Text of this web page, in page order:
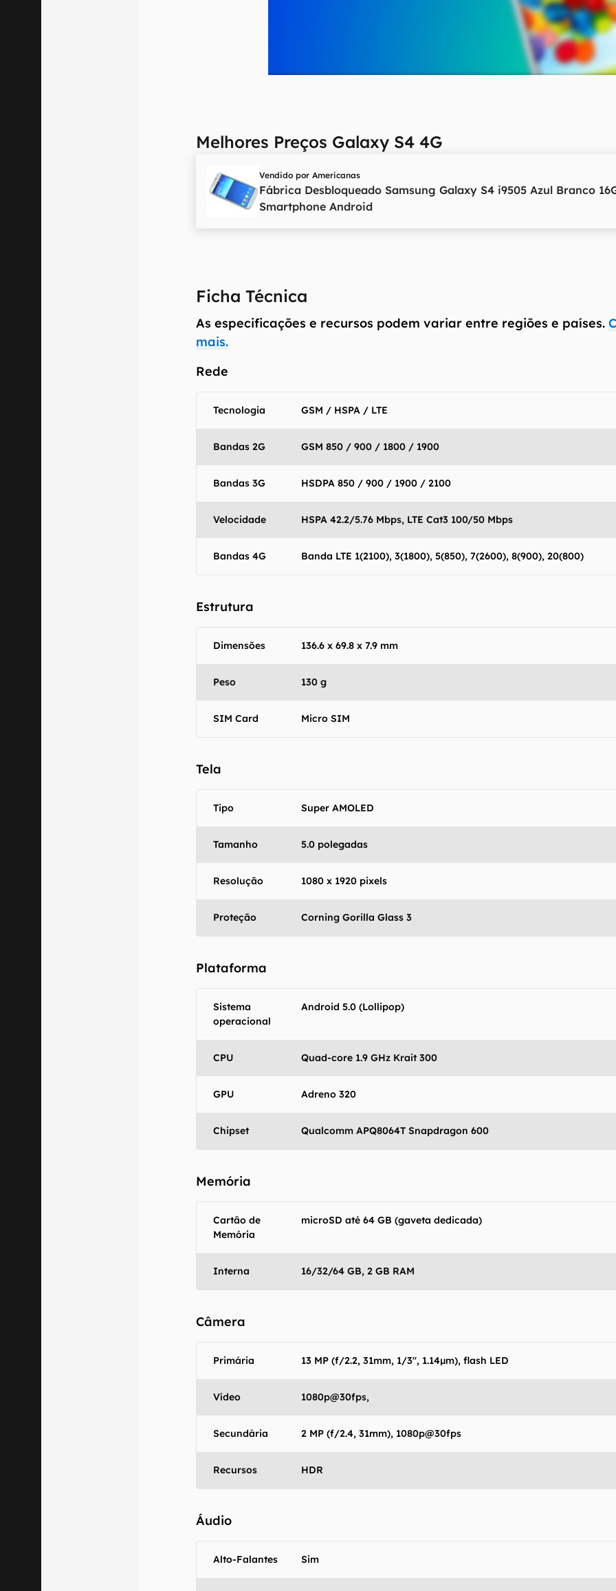
Melhores Preços Galaxy S4 4G
Vendido porAmericanas
Fábrica Desbloqueado Samsung Galaxy S4 i9505 Azul Branco
Smartphone Android
Ficha Técnica
As especificações e recursos podem variar entre regiões e países.
mais.
Rede
Tecnologia GSM / HSPA / LTE
Bandas 2G GSM 850 / 900 / 1800 / 1900
Bandas 3G HSDPA 850 / 900 / 1900 / 2100
Velocidade HSPA 42.2/5.76 Mbps, LTE Cat3 100/50 Mbps
Bandas 4G Banda LTE 1(2100), 3(1800), 5(850), 7(2600), 8(900), 20(800)
Estrutura
Dimensões 136.6 x 69.8 x 7.9 mm
Peso 130 g
SIM Card Micro SIM
Tela
Tipo Super AMOLED
Tamanho 5.0 polegadas
Resolução 1080 x 1920 pixels
Proteção Corning Gorilla Glass 3
Plataforma
Sistema
operacional
Android 5.0 (Lollipop)
CPU Quad-core 1.9 GHz Krait 300
GPU Adreno 320
Chipset Qualcomm APQ8064T Snapdragon 600
Memória
Cartão de
Memória
microSD até 64 GB (gaveta dedicada)
Interna 16/32/64 GB, 2 GB RAM
Câmera
Primária 13 MP (f/2.2, 31mm, 1/3", 1.14µm), flash LED
Vídeo 1080p@30fps,
Secundária 2 MP (f/2.4, 31mm), 1080p@30fps
Recursos HDR
Áudio
Alto-Falantes Sim
O Canaltech mantém esforço constante para encontrar e manter
recomendamos que você visite o site oficial do fabricante ou
fornecidas "como estão", sem qualquer garantia de precisão, detalhes,